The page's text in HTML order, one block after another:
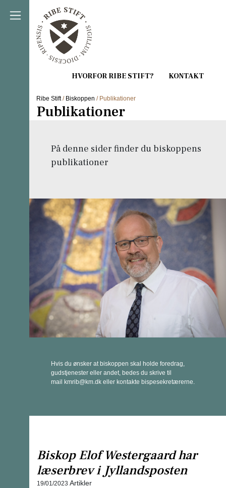
Direkte til indholdet
Ribe Stift/ Biskoppen / Publikationer
Publikationer
På denne sider finder du biskoppens
publikationer
Hvis du ønsker at biskoppen skal holde foredrag,
gudstjenester eller andet, bedes du skrive til
mail kmrib@km.dk eller kontakte bispesekretærerne.
Biskop Elof Westergaard har
læserbrev i Jyllandsposten
19/01/2023 Artikler